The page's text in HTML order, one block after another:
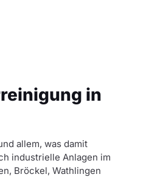
in
allem, was damit
industrielle Anlagen im
Bröckel, Wathlingen